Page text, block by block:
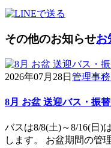
その他のお知らせお
2026年07月28日 管理事
8月 お盆 送迎バス・振
バスは8/8(土)～8/16(日)
します。 お盆期間の管